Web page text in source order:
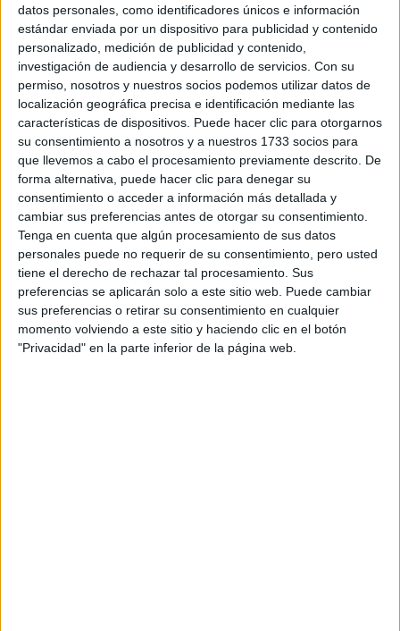
datos personales, como identificadores únicos e información
estándar enviada por un dispositivo para publicidad y contenido
personalizado, medición de publicidad y contenido,
investigación de audiencia y desarrollo de servicios. Con su
permiso, nosotros y nuestros socios podemos utilizar datos de
localización geográfica precisa e identificación mediante las
características de dispositivos. Puede hacer clic para otorgarnos
su consentimiento a nosotros y a nuestros 1733 socios para
que llevemos a cabo el procesamiento previamente descrito. De
forma alternativa, puede hacer clic para denegar su
consentimiento o acceder a información más detallada y
cambiar sus preferencias antes de otorgar su consentimiento.
Tenga en cuenta que algún procesamiento de sus datos
personales puede no requerir de su consentimiento, pero usted
tiene el derecho de rechazar tal procesamiento. Sus
preferencias se aplicarán solo a este sitio web. Puede cambiar
sus preferencias o retirar su consentimiento en cualquier
momento volviendo a este sitio y haciendo clic en el botón
"Privacidad" en la parte inferior de la página web.
En el centro educativo, a través de una formación
teórico-práctica, los contenidos se agrupan en los
siguientes módulos profesionales:
Gestión económica y financiera de la empresa.
Sistema de información de mercados.
Marketing internacional.
Negociación internacional.
Gestión administrativa del comercio internacional.
Financiación internacional.
Logística de almacenamiento.
Transporte internacional de mercancías.
Medios de pago internacionales.
Inglés.
Comercio digital internacional.
Proyecto de comercio internacional.